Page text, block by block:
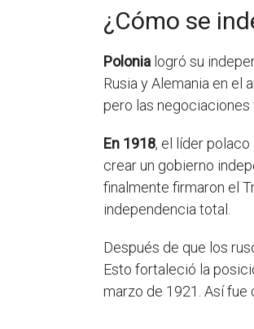
¿Cómo se
Polonia logró su
Rusia y Alemania en el
pero las negociaciones
En 1918, el líder
crear un gobierno
finalmente firmaron el
independencia total.
Después de que los
Esto fortaleció la
marzo de 1921. Así fue